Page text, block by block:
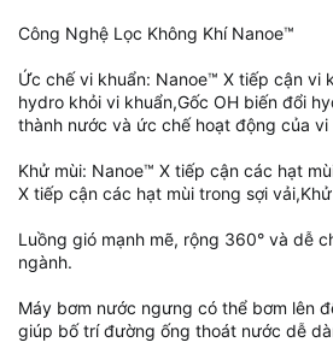
Công Nghệ Lọc Không Khí Nanoe™
Ức chế vi khuẩn: Nanoe™ X tiếp cận vi
hydro khỏi vi khuẩn,Gốc OH biến đổi
thành nước và ức chế hoạt động của vi
Khử mùi: Nanoe™ X tiếp cận các hạt
X tiếp cận các hạt mùi trong sợi
Luồng gió mạnh mẽ, rộng 360° và dễ
ngành.
Máy bơm nước ngưng có thể bơm lên
giúp bố trí đường ống thoát nước dễ